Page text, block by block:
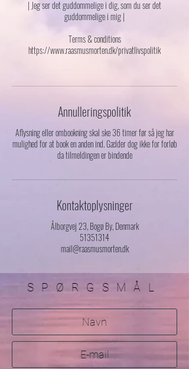
| Jeg ser det guddommelige i dig, som du ser det
guddommelige i mig |
Terms & conditions
https://www.raasmusmorten.dk/privatlivspolitik
Annulleringspolitik
Aflysning eller ombookning skal ske 36 timer før så jeg har
mulighed for at book en anden ind. Gælder dog ikke for forløb
da tilmeldingen er bindende
Kontaktoplysninger
Ålborgvej 23, Bogø By, Denmark
51351314
mail@raasmusmorten.dk
SPØRGSMÅL